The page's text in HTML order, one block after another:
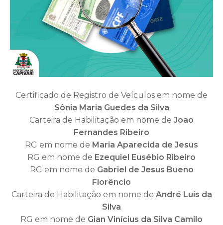
Certificado de Registro de Veículos em nome de
Sônia Maria Guedes da Silva
Carteira de Habilitação em nome de João
Fernandes Ribeiro
RG em nome de Maria Aparecida de Jesus
RG em nome de Ezequiel Eusébio Ribeiro
RG em nome de Gabriel de Jesus Bueno
Florêncio
Carteira de Habilitação em nome de André Luís da
Silva
RG em nome de Gian Vinícius da Silva Camilo